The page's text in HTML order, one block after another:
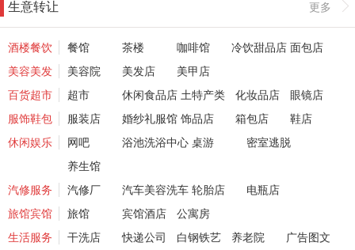
更多
生意转让
酒楼餐饮 餐馆 茶楼 咖啡馆 冷饮甜品店 面包店
美容美发
美容院 美发店
美甲店
百货超市
超市 休闲食品店 土特产类 化妆品店
眼镜店
服饰鞋包
服装店 婚纱礼服馆 饰品店 箱包店
鞋店
休闲娱乐
网吧 浴池洗浴中心 桌游
密室逃脱
养生馆
汽修服务
汽修厂 汽车美容洗车 轮胎店
电瓶店
旅馆宾馆
旅馆 宾馆酒店
公寓房
生活服务
干洗店 快递公司 白钢铁艺 养老院
广告图文